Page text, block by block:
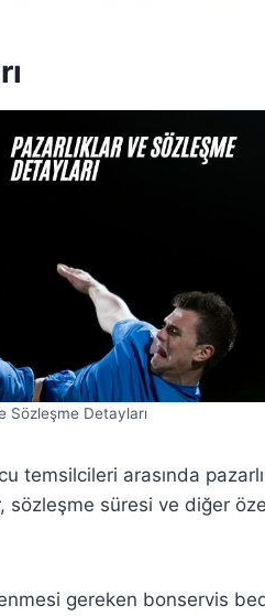
Sözleşme Detayları
temsilcileri arasında
sözleşme süresi ve diğer
gereken bonservis